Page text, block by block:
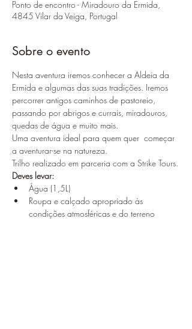
Ponto de encontro - Miradouro da Ermida,
4845 Vilar da Veiga, Portugal
Sobre o evento
Nesta aventura iremos conhecer a Aldeia da
Ermida e algumas das suas tradições. Iremos
percorrer antigos caminhos de pastoreio,
passando por abrigos e currais, miradouros,
quedas de água e muito mais.
Uma aventura ideal para quem quer  começar
a aventurar-se na natureza.
​Trilho realizado em parceria com a Strike Tours.
Deves levar:
Água (1,5L)
Roupa e calçado apropriado às
condições atmosféricas e do terreno